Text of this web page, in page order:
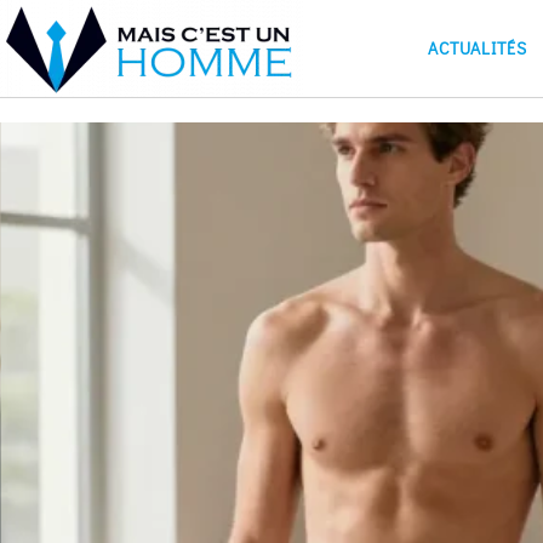
ACTUALITÉS